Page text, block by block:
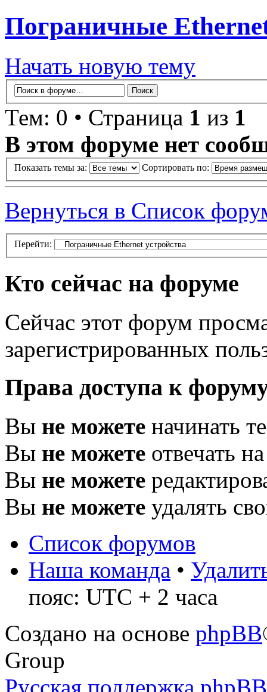
Пограничные
Начать новую тему
Тем: 0 • Страница 1 из 1
В этом форуме нет
Показать темы за: Сортировать по:
Вернуться в Список
Перейти:
Кто сейчас на форуме
Сейчас этот форум
зарегистрированных
Права доступа к
Вы не можете начинать
Вы не можете отвечать
Вы не можете
Вы не можете удалять
Список форумов
Наша команда •
пояс: UTC + 2 часа
Создано на основе phpBB
Group